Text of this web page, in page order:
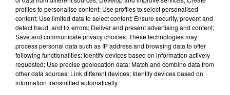
Lecture (4 min 18 sec)
100%
100% Radio les infos du grand Toulouse
profiles to personalise content; Use profiles to select personalised
content; Use limited data to select content; Ensure security, prevent and
detect fraud, and fix errors; Deliver and present advertising and content;
Save and communicate privacy choices. These technologies may
process personal data such as IP address and browsing data to offer
following functionalities: Identify devices based on information actively
requested; Use precise geolocation data; Match and combine data from
other data sources; Link different devices; Identify devices based on
information transmitted automatically.